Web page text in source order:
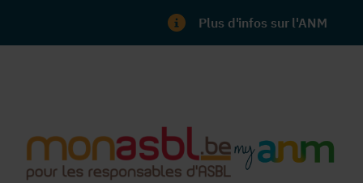
Plus d'infos sur l'ANM